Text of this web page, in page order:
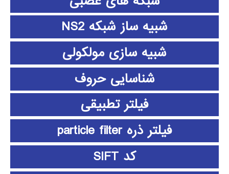
شبیه ساز شبکه NS2
شبیه سازی مولکولی
شناسایی حروف
فیلتر تطبیقی
فیلتر ذره particle filter
کد SIFT